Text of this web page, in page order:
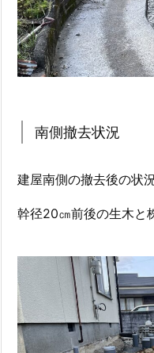
南側撤去状況
建屋南側の撤去後の状況
幹径20㎝前後の生木と